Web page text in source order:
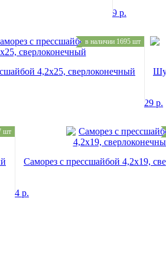
9 р.
в наличии 1695 шт
4,2х25, сверлоконечный
29 р.
шт
Саморез с прессшайбой 4,2х19,
4 р.